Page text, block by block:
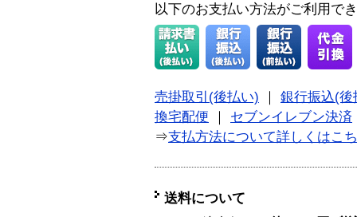
以下のお支払い方法がご利用で
売掛取引(後払い)
銀行振込(後
換宅配便
セブンイレブン決済
⇒支払方法について詳しくはこ
送料について